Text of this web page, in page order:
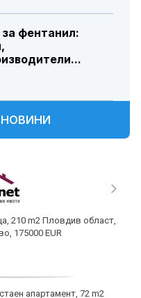
фентанил:
210 m2 Пловдив област,
175000 EUR
апартамент, 72 m2